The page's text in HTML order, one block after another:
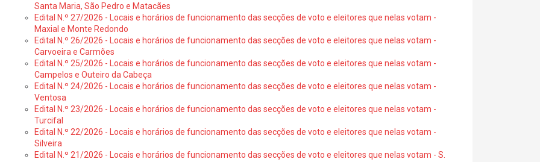
Santa Maria, São Pedro e Matacães
Edital N.º 27/2026 - Locais e horários de funcionamento das secções de voto e eleitores que nelas votam -
Maxial e Monte Redondo
Edital N.º 26/2026 - Locais e horários de funcionamento das secções de voto e eleitores que nelas votam -
Carvoeira e Carmões
Edital N.º 25/2026 - Locais e horários de funcionamento das secções de voto e eleitores que nelas votam -
Campelos e Outeiro da Cabeça
Edital N.º 24/2026 - Locais e horários de funcionamento das secções de voto e eleitores que nelas votam -
Ventosa
Edital N.º 23/2026 - Locais e horários de funcionamento das secções de voto e eleitores que nelas votam -
Turcifal
Edital N.º 22/2026 - Locais e horários de funcionamento das secções de voto e eleitores que nelas votam -
Silveira
Edital N.º 21/2026 - Locais e horários de funcionamento das secções de voto e eleitores que nelas votam - S.